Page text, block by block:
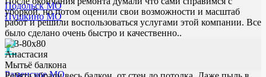
Подольск МО
Пушкино МО
Р
Раменское МО
уборкой, но потом оценили свои возможности и масштаб
работ и решили воспользоваться услугами этой компании. Все
было сделано очень быстро и качественно..
Анастасия
Мытьё балкона